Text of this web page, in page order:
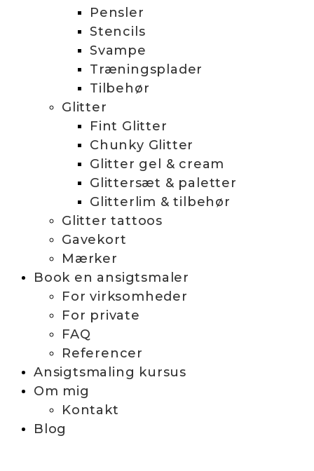
Pensler
Stencils
Svampe
Træningsplader
Tilbehør
Glitter
Fint Glitter
Chunky Glitter
Glitter gel & cream
Glittersæt & paletter
Glitterlim & tilbehør
Glitter tattoos
Gavekort
Mærker
Book en ansigtsmaler
For virksomheder
For private
FAQ
Referencer
Ansigtsmaling kursus
Om mig
Kontakt
Blog